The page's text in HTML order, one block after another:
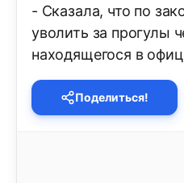
- Сказала, что по
уволить за прогулы
находящегося в
Поделиться!